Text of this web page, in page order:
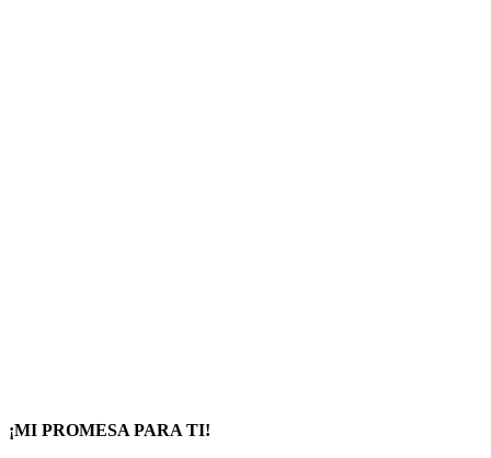
¡MI PROMESA PARA TI!